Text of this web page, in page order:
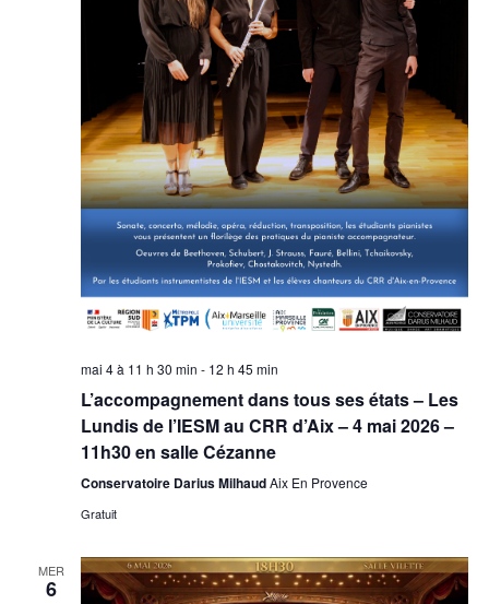
mai 4 à 11 h 30 min - 12 h 45 min
L’accompagnement dans tous ses états – Les
Lundis de l’IESM au CRR d’Aix – 4 mai 2026 –
11h30 en salle Cézanne
Conservatoire Darius MilhaudAix En Provence
Gratuit
MER
6